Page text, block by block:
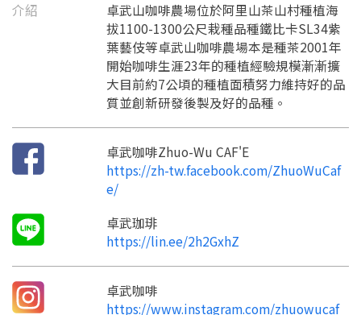
介紹
卓武山咖啡農場位於阿里山茶山村種植海
拔1100-1300公尺栽種品種鐵比卡SL34紫
葉藝伎等卓武山咖啡農場本是種茶2001年
開始咖啡生涯23年的種植經驗規模漸漸擴
大目前約7公頃的種植面積努力維持好的品
質並創新研發後製及好的品種。
卓武咖啡Zhuo-Wu CAF'E
https://zh-tw.facebook.com/ZhuoWuCaf
e/
卓武珈琲
https://lin.ee/2h2GxhZ
卓武咖啡
https://www.instagram.com/zhuowucaf
要註冊嗎？
請加入LINE好友
請掃描或點擊 QR code
註冊完成
要看申請秘笈嗎？